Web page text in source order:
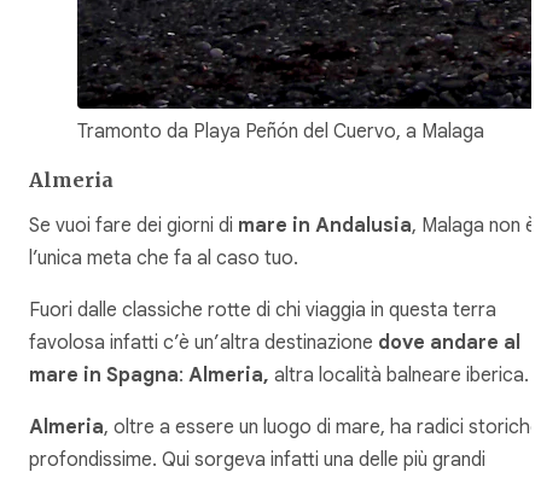
Tramonto da Playa Peñón del Cuervo, a Malaga
Almeria
Se vuoi fare dei giorni di mare in Andalusia, Malaga non è
l’unica meta che fa al caso tuo.
Fuori dalle classiche rotte di chi viaggia in questa terra
favolosa infatti c’è un’altra destinazione dove andare al
mare in Spagna: Almeria, altra località balneare iberica.
Almeria, oltre a essere un luogo di mare, ha radici storiche
profondissime. Qui sorgeva infatti una delle più grandi